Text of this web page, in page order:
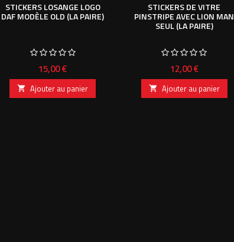
STICKERS LOSANGE LOGO
DAF MODÈLE OLD (LA PAIRE)
Prix
15,00 €
 Ajouter au panier
STICKERS DE VITRE
PINSTRIPE AVEC LION MAN
SEUL (LA PAIRE)
Prix
12,00 €
 Ajouter au panier